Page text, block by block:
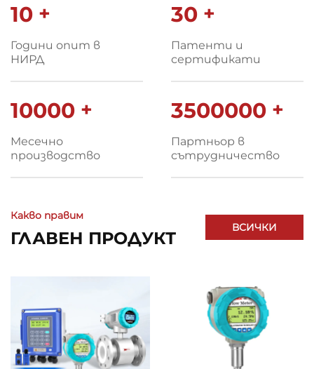
10 +
Години опит в
НИРД
30 +
Патенти и
сертификати
10000 +
Месечно
производство
3500000 +
Партньор в
сътрудничество
Какво правим
ГЛАВЕН ПРОДУКТ
ВСИЧКИ